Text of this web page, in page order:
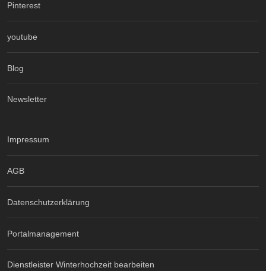
Pinterest
youtube
Blog
Newsletter
Impressum
AGB
Datenschutzerklärung
Portalmanagement
Dienstleister Winterhochzeit bearbeiten